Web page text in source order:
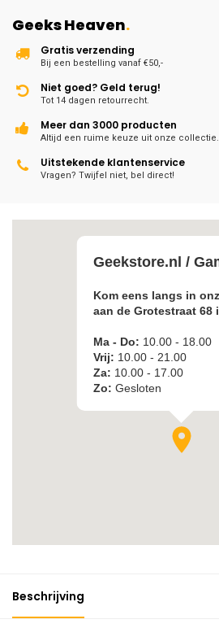
Geeks Heaven.
Gratis verzending
Bij een bestelling vanaf €50,-
Niet goed? Geld terug!
Tot 14 dagen retourrecht.
Meer dan 3000 producten
Altijd een ruime keuze uit onze collectie.
Uitstekende klantenservice
Vragen? Twijfel niet, bel direct!
Beschrijving